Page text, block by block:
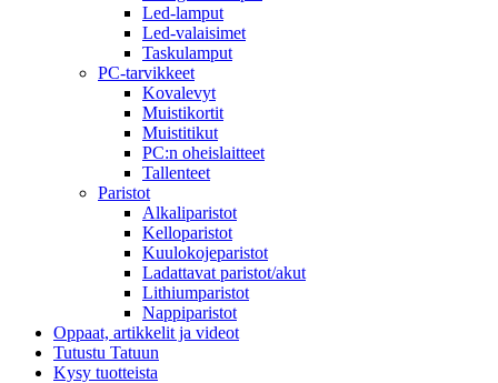
Led-lamput
Led-valaisimet
Taskulamput
PC-tarvikkeet
Kovalevyt
Muistikortit
Muistitikut
PC:n oheislaitteet
Tallenteet
Paristot
Alkaliparistot
Kelloparistot
Kuulokojeparistot
Ladattavat paristot/akut
Lithiumparistot
Nappiparistot
Oppaat, artikkelit ja videot
Tutustu Tatuun
Kysy tuotteista